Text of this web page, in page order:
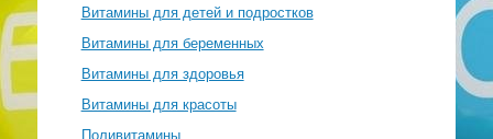
Витамины для детей и подростков
Витамины для беременных
Витамины для здоровья
Витамины для красоты
Поливитамины